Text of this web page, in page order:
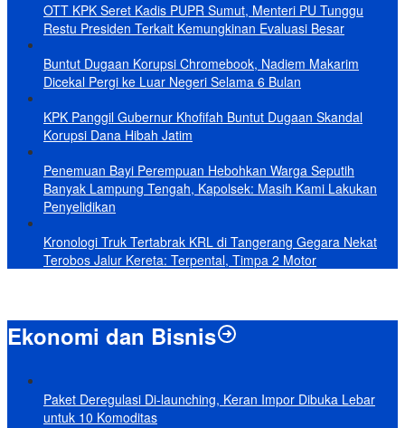
OTT KPK Seret Kadis PUPR Sumut, Menteri PU Tunggu
Restu Presiden Terkait Kemungkinan Evaluasi Besar
Buntut Dugaan Korupsi Chromebook, Nadiem Makarim
Dicekal Pergi ke Luar Negeri Selama 6 Bulan
KPK Panggil Gubernur Khofifah Buntut Dugaan Skandal
Korupsi Dana Hibah Jatim
Penemuan Bayi Perempuan Hebohkan Warga Seputih
Banyak Lampung Tengah, Kapolsek: Masih Kami Lakukan
Penyelidikan
Kronologi Truk Tertabrak KRL di Tangerang Gegara Nekat
Terobos Jalur Kereta: Terpental, Timpa 2 Motor
Ekonomi dan Bisnis
Paket Deregulasi Di-launching, Keran Impor Dibuka Lebar
untuk 10 Komoditas